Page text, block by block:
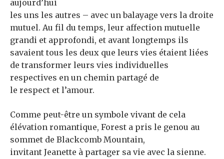
aujourd’hui
les uns les autres – avec un balayage vers la droite
mutuel. Au fil du temps, leur affection mutuelle
grandi et approfondi, et avant longtemps ils
savaient tous les deux que leurs vies étaient liées
de transformer leurs vies individuelles
respectives en un chemin partagé de
le respect et l’amour.
Comme peut-être un symbole vivant de cela
élévation romantique, Forest a pris le genou au
sommet de Blackcomb Mountain,
invitant Jeanette à partager sa vie avec la sienne.